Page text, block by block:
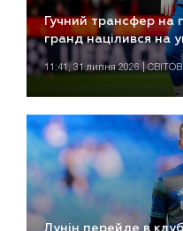
Гучний трансфер на
гранд націлився на
11:41, 31 липня 2026 |